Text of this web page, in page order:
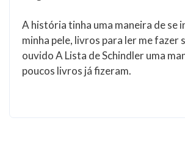
A história tinha uma maneira de se
minha pele, livros para ler me fazer
ouvido A Lista de Schindler uma
poucos livros já fizeram.